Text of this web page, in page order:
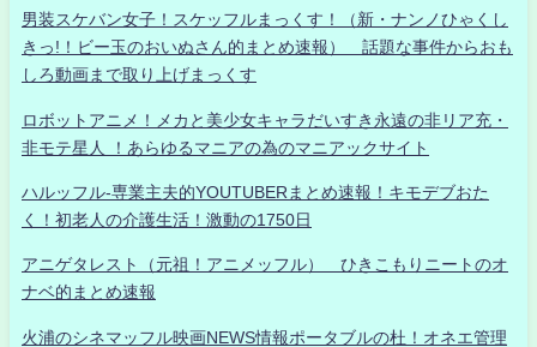
男装スケバン女子！スケッフルまっくす！（新・ナンノひゃくし
きっ!！ビー玉のおいぬさん的まとめ速報） 話題な事件からおも
しろ動画まで取り上げまっくす
ロボットアニメ！メカと美少女キャラだいすき永遠の非リア充・
非モテ星人 ！あらゆるマニアの為のマニアックサイト
ハルッフル-専業主夫的YOUTUBERまとめ速報！キモデブおた
く！初老人の介護生活！激動の1750日
アニゲタレスト（元祖！アニメッフル） ひきこもりニートのオ
ナベ的まとめ速報
火浦のシネマッフル映画NEWS情報ポータブルの杜！オネエ管理